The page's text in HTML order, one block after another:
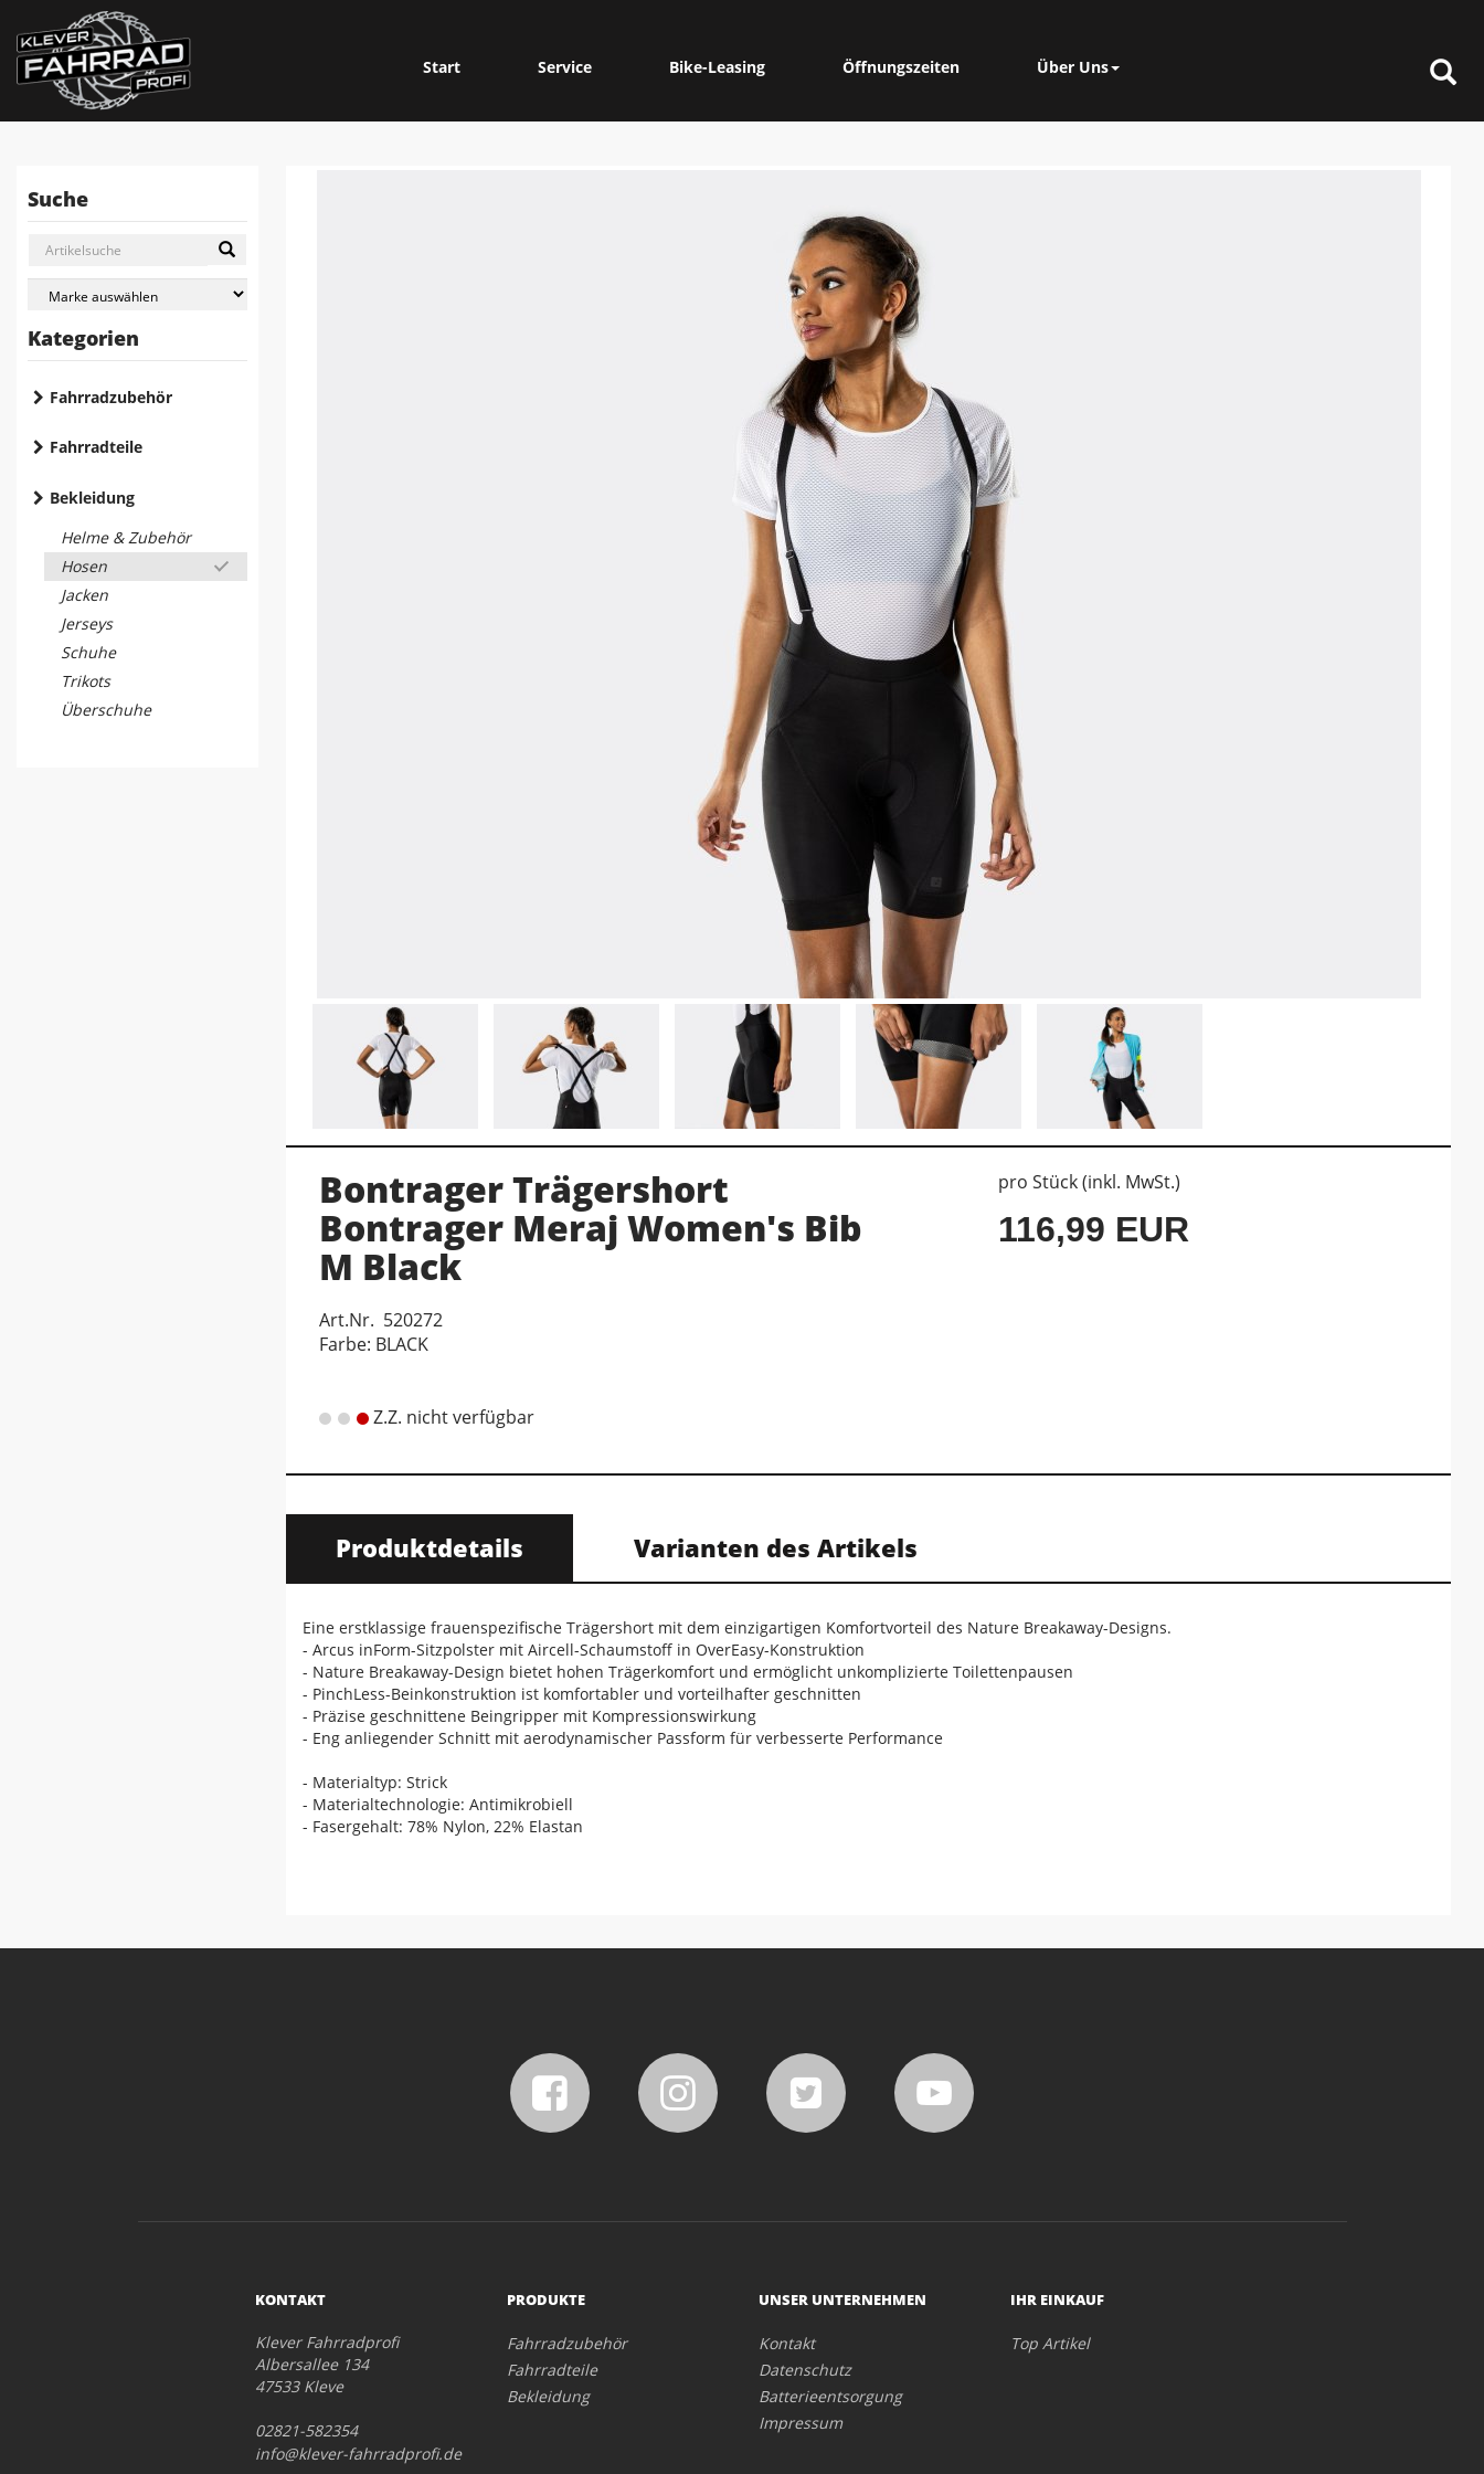
Start Service Bike-Leasing Öffnungszeiten Über Uns
Suche
Kategorien
Fahrradzubehör
Fahrradteile
Bekleidung
Helme & Zubehör
Hosen
Jacken
Jerseys
Schuhe
Trikots
Überschuhe
Bontrager Trägershort
Bontrager Meraj Women's Bib
M Black
Art.Nr. 520272
Farbe: BLACK
Z.Z. nicht verfügbar
pro Stück (inkl. MwSt.)
116,99 EUR
Produktdetails Varianten des Artikels
Eine erstklassige frauenspezifische Trägershort mit dem einzigartigen Komfortvorteil des Nature Breakaway-Designs.
- Arcus inForm-Sitzpolster mit Aircell-Schaumstoff in OverEasy-Konstruktion
- Nature Breakaway-Design bietet hohen Trägerkomfort und ermöglicht unkomplizierte Toilettenpausen
- PinchLess-Beinkonstruktion ist komfortabler und vorteilhafter geschnitten
- Präzise geschnittene Beingripper mit Kompressionswirkung
- Eng anliegender Schnitt mit aerodynamischer Passform für verbesserte Performance
- Materialtyp: Strick
- Materialtechnologie: Antimikrobiell
- Fasergehalt: 78% Nylon, 22% Elastan
KONTAKT
Klever Fahrradprofi
Albersallee 134
47533 Kleve
02821-582354
info@klever-fahrradprofi.de
PRODUKTE
Fahrradzubehör
Fahrradteile
Bekleidung
UNSER UNTERNEHMEN
Kontakt
Datenschutz
Batterieentsorgung
Impressum
IHR EINKAUF
Top Artikel